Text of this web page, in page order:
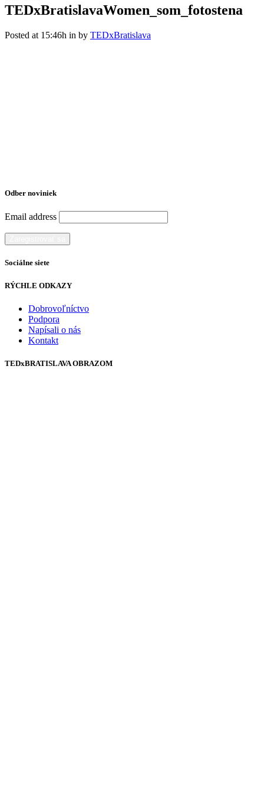
TEDxBratislavaWomen_som_fotostena
Posted at 15:46h in by TEDxBratislava
Odber noviniek
Email address
Sociálne siete
RÝCHLE ODKAZY
Dobrovoľníctvo
Podpora
Napísali o nás
Kontakt
TEDxBRATISLAVA OBRAZOM